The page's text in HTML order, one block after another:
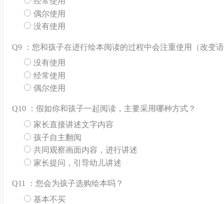
偶尔使用
没有使用
Q9 ：您和孩子在进行绘本阅读的过程中会注重使用（改变
没有使用
经常使用
偶尔使用
Q10 ：假如你和孩子一起阅读，主要采用哪种方式？
家长直接讲述文字内容
孩子自主翻阅
共同观察画面内容，进行讲述
家长提问，引导幼儿讲述
Q11 ：您会为孩子选购绘本吗？
基本不买